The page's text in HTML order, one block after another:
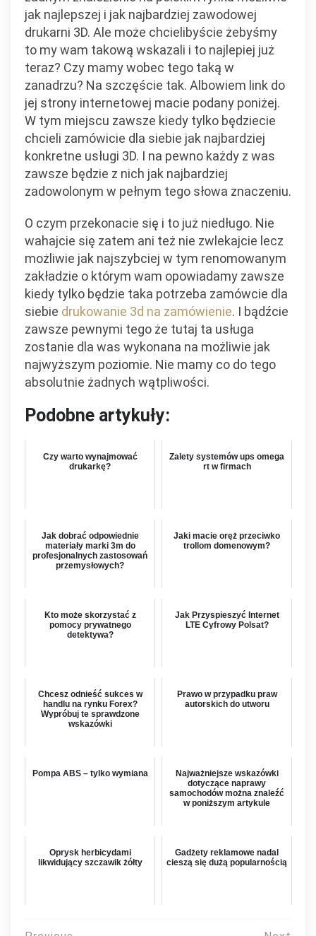
jak najlepszej i jak najbardziej zawodowej
drukarni 3D. Ale może chcielibyście żebyśmy
to my wam takową wskazali i to najlepiej już
teraz? Czy mamy wobec tego taką w
zanadrzu? Na szczęście tak. Albowiem link do
jej strony internetowej macie podany poniżej.
W tym miejscu zawsze kiedy tylko będziecie
chcieli zamówicie dla siebie jak najbardziej
konkretne usługi 3D. I na pewno każdy z was
zawsze będzie z nich jak najbardziej
zadowolonym w pełnym tego słowa znaczeniu.
O czym przekonacie się i to już niedługo. Nie
wahajcie się zatem ani też nie zwlekajcie lecz
możliwie jak najszybciej w tym renomowanym
zakładzie o którym wam opowiadamy zawsze
kiedy tylko będzie taka potrzeba zamówcie dla
siebie drukowanie 3d na zamówienie. I bądźcie
zawsze pewnymi tego że tutaj ta usługa
zostanie dla was wykonana na możliwie jak
najwyższym poziomie. Nie mamy co do tego
absolutnie żadnych wątpliwości.
Podobne artykuły:
Czy warto wynajmować
drukarkę?
Zalety systemów ups omega
rt w firmach
Jak dobrać odpowiednie
materiały marki 3m do
profesjonalnych zastosowań
przemysłowych?
Jaki macie oręż przeciwko
trollom domenowym?
Kto może skorzystać z
pomocy prywatnego
detektywa?
Jak Przyspieszyć Internet
LTE Cyfrowy Polsat?
Chcesz odnieść sukces w
handlu na rynku Forex?
Wypróbuj te sprawdzone
wskazówki
Prawo w przypadku praw
autorskich do utworu
Pompa ABS – tylko wymiana
Najważniejsze wskazówki
dotyczące naprawy
samochodów można znaleźć
w poniższym artykule
Oprysk herbicydami
likwidujący szczawik żółty
Gadżety reklamowe nadal
cieszą się dużą popularnością